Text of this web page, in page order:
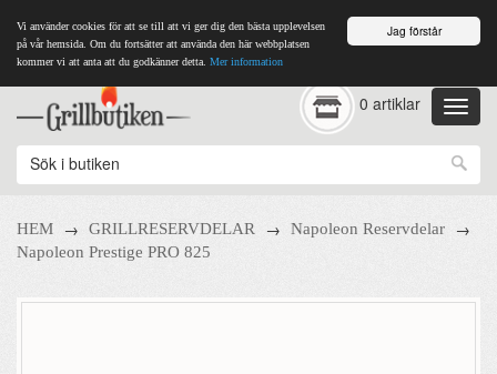
Jag förstår
Vi använder cookies för att se till att vi ger dig den bästa upplevelsen
på vår hemsida. Om du fortsätter att använda den här webbplatsen
kommer vi att anta att du godkänner detta. Mer information
0 artiklar
HEM → GRILLRESERVDELAR → Napoleon Reservdelar →
Napoleon Prestige PRO 825